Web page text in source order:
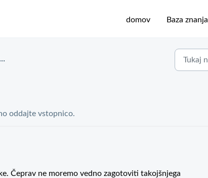
domov Baza znanja
oddajte vstopnico.
Čeprav ne moremo vedno zagotoviti takojšnjega